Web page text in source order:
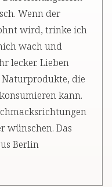
Wenn der
wird, trinke ich
wach und
lecker. Lieben
die
kann.
wünschen. Das
Berlin